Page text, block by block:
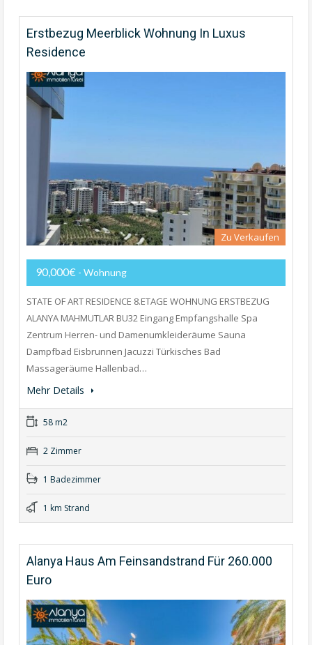
Erstbezug Meerblick Wohnung In Luxus
Residence
Zu Verkaufen
90,000€ - Wohnung
STATE OF ART RESIDENCE 8.ETAGE WOHNUNG ERSTBEZUG
ALANYA MAHMUTLAR BU32 Eingang Empfangshalle Spa
Zentrum Herren- und Damenumkleideräume Sauna
Dampfbad Eisbrunnen Jacuzzi Türkisches Bad
Massageräume Hallenbad…
Mehr Details
58 m2
2 Zimmer
1 Badezimmer
1 km Strand
Alanya Haus Am Feinsandstrand Für 260.000
Euro